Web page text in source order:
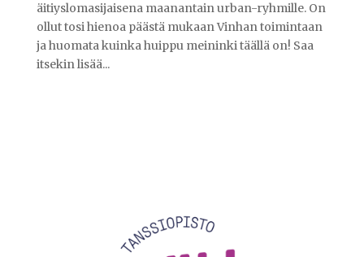
äitiyslomasijaisena maanantain urban-ryhmille. On
ollut tosi hienoa päästä mukaan Vinhan toimintaan
ja huomata kuinka huippu meininki täällä on! Saa
itsekin lisää...